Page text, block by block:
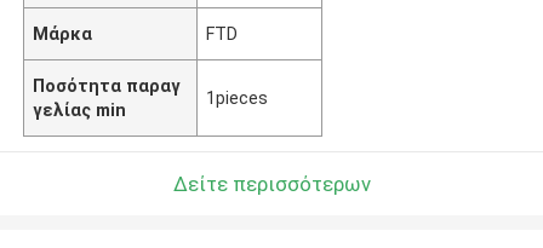
Μάρκα FTD
Ποσότητα παραγ
γελίας min
1pieces
Δείτε περισσότερων